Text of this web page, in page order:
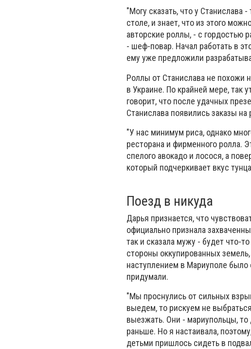
"Могу сказать, что у Станислава
столе, и знает, что из этого
авторские роллы, - с гордостью
- шеф-повар. Начал работать в
ему уже предложили
Роллы от Станислава не похожи
в Украине. По крайней мере, так
говорит, что после удачных
Станислава появились заказы
"У нас минимум риса, однако
ресторана и фирменного ролла.
спелого авокадо и лосося, а
который подчеркивает вкус
Поезд в никуда
Дарья признается, что
официально признала
так и сказала мужу - будет что-
стороны оккупированных
наступлением в Мариуполе было
придумали.
"Мы проснулись от сильных
выедем, то рискуем не
выезжать. Они - мариупольцы, то
раньше. Но я настаивала,
детьми пришлось сидеть в